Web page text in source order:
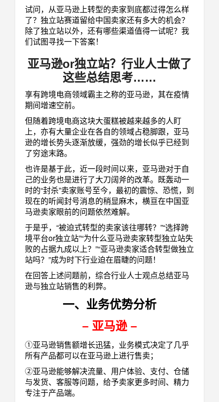
试问，从亚马逊上转型的卖家到底都过得怎么样
了？独立站赛道留给中国卖家还有多大的机会？
除了独立站以外，还有哪些渠道值得一试呢？我
们试图寻找一下答案！
亚马逊or独立站？行业人士做了
这些总结思考……
享有跨境电商领域霸主之称的亚马逊，其在疫情
期间增速空前。
但随着跨境电商这块大蛋糕被越来越多的人盯
上，亦有大量企业在各自的领域占稳脚跟，亚马
逊的增长势头逐渐放缓，强劲的增长似乎已经到
了穷途末路。
也许是基于此，近一段时间以来，亚马逊对于自
己的业务也是进行了大刀阔斧的改革。既轰动一
时的“封杀”卖家账号至今，最初的震惊、恐慌，到
现在的听闻封号消息的稍显麻木，横亘在中国亚
马逊卖家眼前的问题依然难解。
于是乎，“被迫式转型的卖家该往哪转？”“选择跨
境平台or独立站”“为什么亚马逊卖家转型独立站失
败的占据九成以上？”“亚马逊卖家适合转型做独立
站吗？”成为时下行业迫在眉睫的问题！
在回答上述问题前，综合行业人士观点总结亚马
逊与独立站销售的利弊。
一、业务优势分析
– 亚马逊 –
①亚马逊销售额增长迅猛，业务模式决定了几乎
所有产品都可以在亚马逊上进行售卖；
②亚马逊能够解决流量、用户体验、支付、仓储
与发货、客服等问题，给予卖家更多时间、精力
专注于产品端。